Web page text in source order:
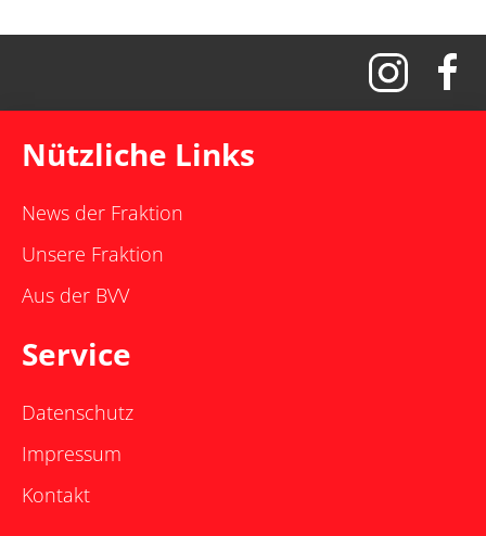
Nützliche Links
News der Fraktion
Unsere Fraktion
Aus der BVV
Service
Datenschutz
Impressum
Kontakt